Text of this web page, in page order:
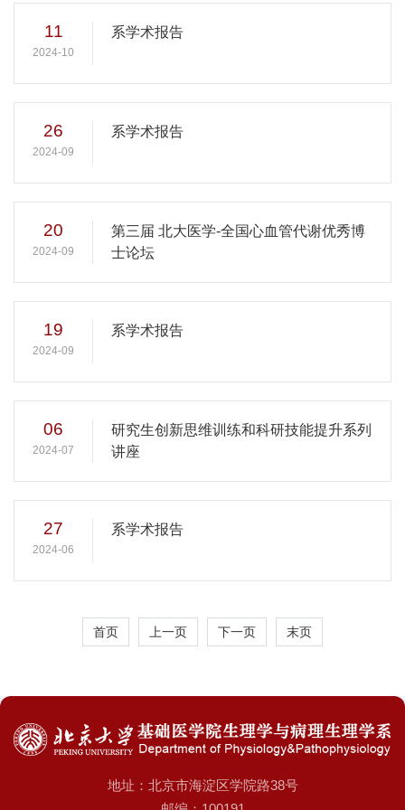
11
2024-10
系学术报告
26
2024-09
系学术报告
20
2024-09
第三届 北大医学-全国心血管代谢优秀博
士论坛
19
2024-09
系学术报告
06
2024-07
研究生创新思维训练和科研技能提升系列
讲座
27
2024-06
系学术报告
首页 上一页 下一页 末页
地址：北京市海淀区学院路38号